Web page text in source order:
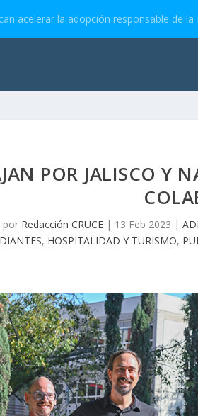
acelerar la adopción responsable de la
POR JALISCO Y
por Redacción CRUCE | 13 Feb 2023 |
, HOSPITALIDAD Y TURISMO,